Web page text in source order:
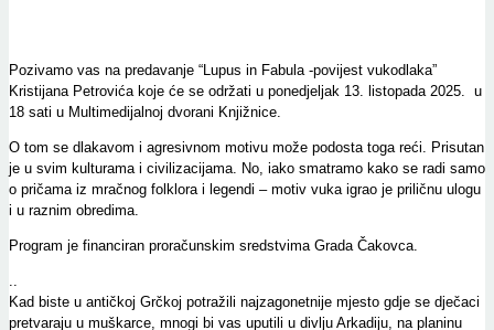
Pozivamo vas na predavanje “Lupus in Fabula -povijest vukodlaka”
Kristijana Petrovića koje će se održati u ponedjeljak 13. listopada 2025. u
18 sati u Multimedijalnoj dvorani Knjižnice.
O tom se dlakavom i agresivnom motivu može podosta toga reći. Prisutan
je u svim kulturama i civilizacijama. No, iako smatramo kako se radi samo
o pričama iz mračnog folklora i legendi – motiv vuka igrao je priličnu ulogu
i u raznim obredima.
Program je financiran proračunskim sredstvima Grada Čakovca.
..
Kad biste u antičkoj Grčkoj potražili najzagonetnije mjesto gdje se dječaci
pretvaraju u muškarce, mnogi bi vas uputili u divlju Arkadiju, na planinu